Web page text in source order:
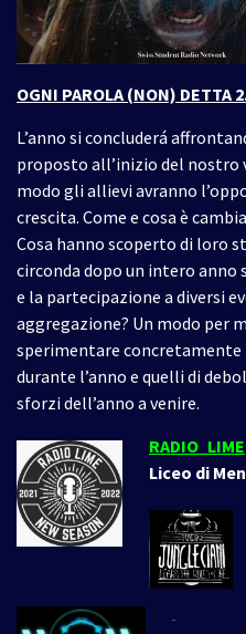
OGNI PAROLA (NON) DETTA
L’anno si concluderá
proposto all’inizio del nostro
modo gli allievi avranno
crescita. Come e cosa è
Cosa hanno scoperto di loro
circonda dopo un intero anno
e la partecipazione a diversi
aggregazione? Un modo per
sperimentare
durante l’anno e quelli di
sforzi dell’anno a venire.
RADIO LIME
Liceo di